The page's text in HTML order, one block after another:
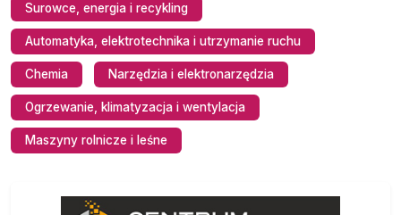
Surowce, energia i recykling
Automatyka, elektrotechnika i utrzymanie ruchu
Chemia Narzędzia i elektronarzędzia
Ogrzewanie, klimatyzacja i wentylacja
Maszyny rolnicze i leśne